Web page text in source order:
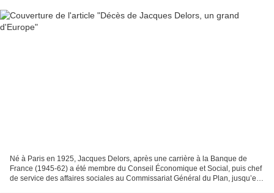
Né à Paris en 1925, Jacques Delors, après une carrière à la Banque de
France (1945-62) a été membre du Conseil Économique et Social, puis chef
de service des affaires sociales au Commissariat Général du Plan, jusqu’en